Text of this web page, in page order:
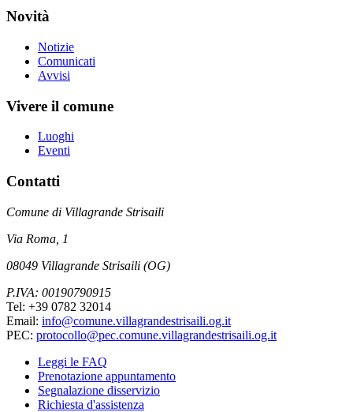
Novità
Notizie
Comunicati
Avvisi
Vivere il comune
Luoghi
Eventi
Contatti
Comune di Villagrande Strisaili
Via Roma, 1
08049 Villagrande Strisaili (OG)
P.IVA: 00190790915
Tel: +39 0782 32014
Email: info@comune.villagrandestrisaili.og.it
PEC: protocollo@pec.comune.villagrandestrisaili.og.it
Leggi le FAQ
Prenotazione appuntamento
Segnalazione disservizio
Richiesta d'assistenza